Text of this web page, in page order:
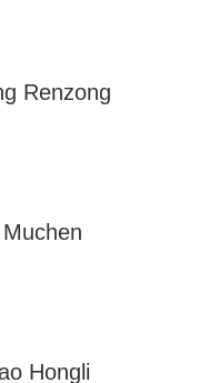
Renzong
Hongli